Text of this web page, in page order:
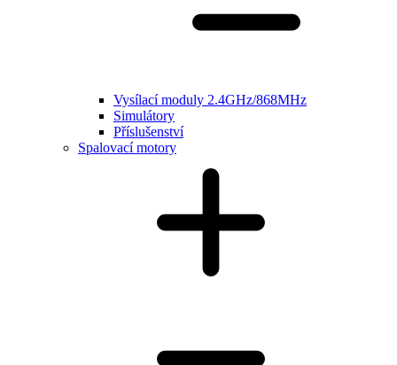
Vysílací moduly 2.4GHz/868MHz
Simulátory
Příslušenství
Spalovací motory